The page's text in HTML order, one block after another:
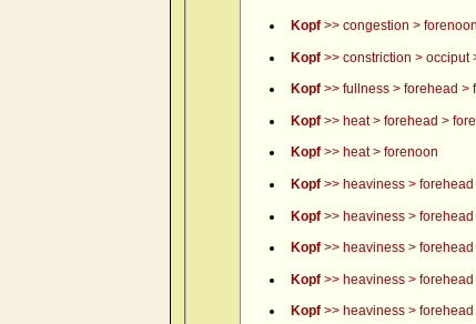
Kopf>> congestion > forenoon
Kopf>> constriction > occiput
Kopf>> fullness > forehead >
Kopf>> heat > forehead >
Kopf>> heat > forenoon
Kopf>> heaviness > forehead
Kopf>> heaviness >
Kopf>> heaviness > forehead
Kopf>> heaviness > forehead
Kopf>> heaviness > forehead